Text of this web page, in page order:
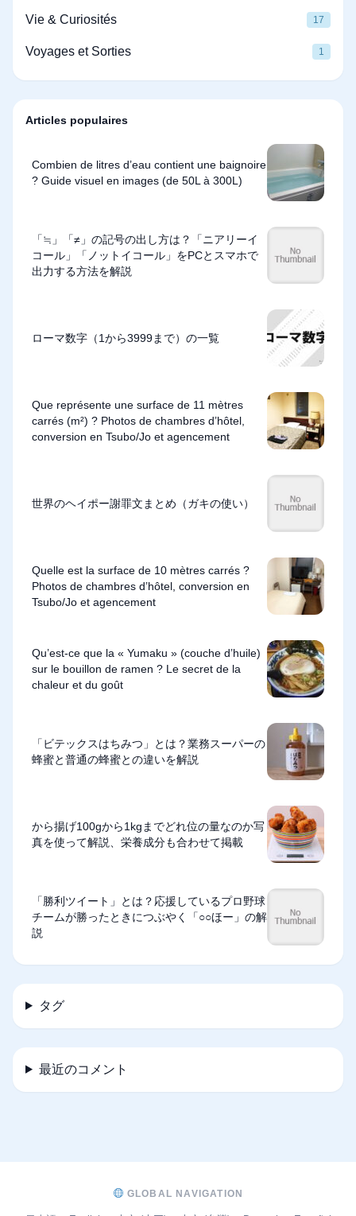
Vie & Curiosités 17
Voyages et Sorties 1
Articles populaires
Combien de litres d’eau contient une baignoire
? Guide visuel en images (de 50L à 300L)
「≒」「≠」の記号の出し方は？「ニアリーイ
コール」「ノットイコール」をPCとスマホで
出力する方法を解説
ローマ数字（1から3999まで）の一覧
Que représente une surface de 11 mètres
carrés (m²) ? Photos de chambres d’hôtel,
conversion en Tsubo/Jo et agencement
世界のヘイポー謝罪文まとめ（ガキの使い）
Quelle est la surface de 10 mètres carrés ?
Photos de chambres d’hôtel, conversion en
Tsubo/Jo et agencement
Qu’est-ce que la « Yumaku » (couche d’huile)
sur le bouillon de ramen ? Le secret de la
chaleur et du goût
「ビテックスはちみつ」とは？業務スーパーの
蜂蜜と普通の蜂蜜との違いを解説
から揚げ100gから1kgまでどれ位の量なのか写
真を使って解説、栄養成分も合わせて掲載
「勝利ツイート」とは？応援しているプロ野球
チームが勝ったときにつぶやく「○○ほー」の解
説
タグ
最近のコメント
GLOBAL NAVIGATION